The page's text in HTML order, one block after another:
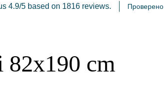
4.9/5 based on 1816 reviews. Проверено
82x190 cm